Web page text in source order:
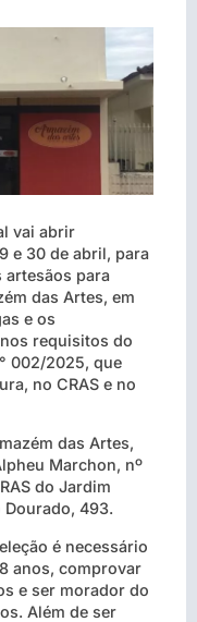
vai abrir
e 30 de abril, para
artesãos para
das Artes, em
e os
requisitos do
002/2025, que
no CRAS e no
das Artes,
Marchon, nº
do Jardim
Dourado, 493.
é necessário
anos, comprovar
e ser morador do
Além de ser